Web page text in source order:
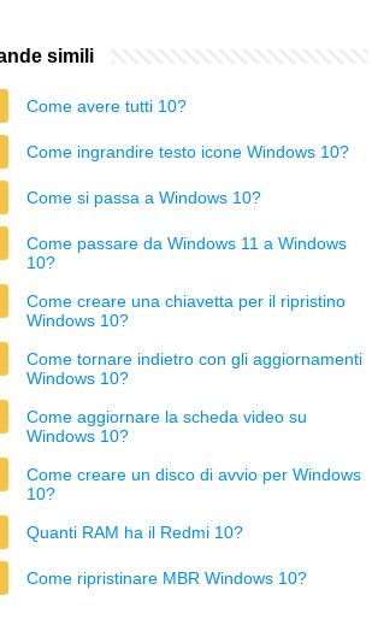
simili
Come avere tutti 10?
Come ingrandire testo icone Windows 10?
Come si passa a Windows 10?
Come passare da Windows 11 a Windows
10?
Come creare una chiavetta per il ripristino
Windows 10?
Come tornare indietro con gli aggiornamenti
Windows 10?
Come aggiornare la scheda video su
Windows 10?
Come creare un disco di avvio per Windows
10?
Quanti RAM ha il Redmi 10?
Come ripristinare MBR Windows 10?